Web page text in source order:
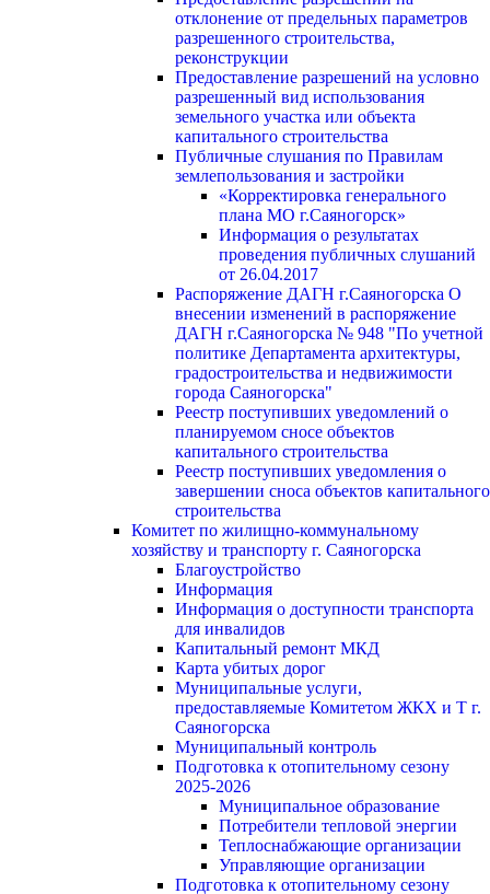
отклонение от предельных параметров
разрешенного строительства,
реконструкции
Предоставление разрешений на условно
разрешенный вид использования
земельного участка или объекта
капитального строительства
Публичные слушания по Правилам
землепользования и застройки
«Корректировка генерального
плана МО г.Саяногорск»
Информация о результатах
проведения публичных слушаний
от 26.04.2017
Распоряжение ДАГН г.Саяногорска О
внесении изменений в распоряжение
ДАГН г.Саяногорска № 948 "По учетной
политике Департамента архитектуры,
градостроительства и недвижимости
города Саяногорска"
Реестр поступивших уведомлений о
планируемом сносе объектов
капитального строительства
Реестр поступивших уведомления о
завершении сноса объектов капитального
строительства
Комитет по жилищно-коммунальному
хозяйству и транспорту г. Саяногорска
Благоустройство
Информация
Информация о доступности транспорта
для инвалидов
Капитальный ремонт МКД
Карта убитых дорог
Муниципальные услуги,
предоставляемые Комитетом ЖКХ и Т г.
Саяногорска
Муниципальный контроль
Подготовка к отопительному сезону
2025-2026
Муниципальное образование
Потребители тепловой энергии
Теплоснабжающие организации
Управляющие организации
Подготовка к отопительному сезону